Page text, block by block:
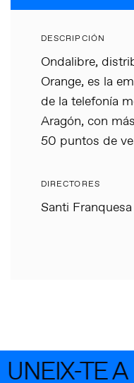
DESCRIPCIÓN
Ondalibre,
Orange, es la
de la telefonía
Aragón, con
50 puntos de
DIRECTORES
Santi
TE A